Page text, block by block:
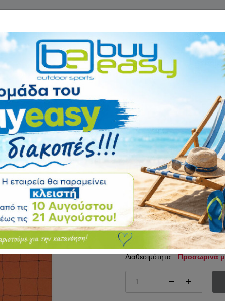
ΕΙΔΗ CAMPING Επικοινωνία
Αρχική ΑΘΛΗΜΑΤΑ Βόλει
Δίχτυ βόλεϋ
Αξιολόγηση:
Κωδικός44925
60.50€
Διαθεσιμότητα: Προσωρινά